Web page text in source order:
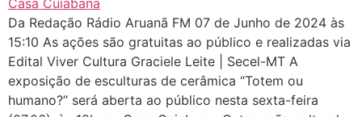
Da Redação Rádio Aruanã FM 07 de Junho de 2024 às
15:10 As ações são gratuitas ao público e realizadas via
Edital Viver Cultura Graciele Leite | Secel-MT A
exposição de esculturas de cerâmica “Totem ou
humano?” será aberta ao público nesta sexta-feira